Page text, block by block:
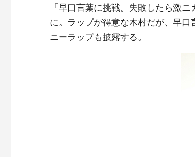
「早口言葉に挑戦。失敗したら激
に。ラップが得意な木村だが、早
ニーラップも披露する。